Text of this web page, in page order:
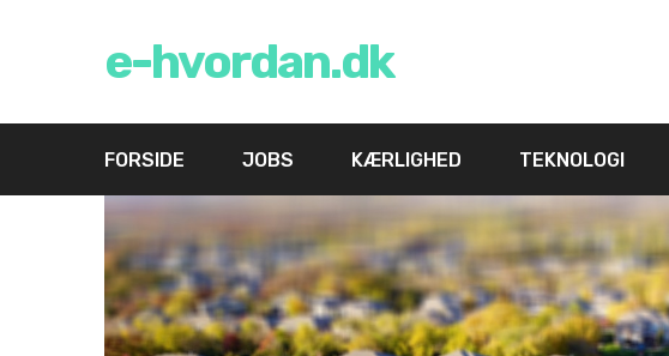
e-hvordan.dk
FORSIDE JOBS KÆRLIGHED TEKNOLOGI